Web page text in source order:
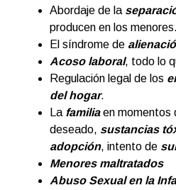
Abordaje de la
producen en los menores.
El síndrome de
Acoso laboral, todo lo
Regulación legal de los
del hogar.
La familia en momentos
deseado, sustancias
adopción, intento de
Menores maltratados
Abuso Sexual en la